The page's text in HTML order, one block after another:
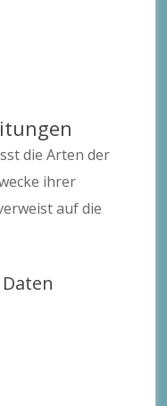
die Arten der
ihrer
auf die